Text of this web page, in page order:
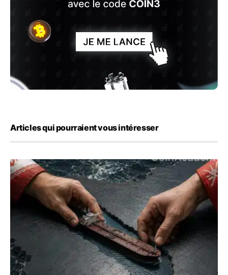
Articles qui pourraient vous intéresser
Ormuz : l’Iran annonce un accord avec Oman sur une